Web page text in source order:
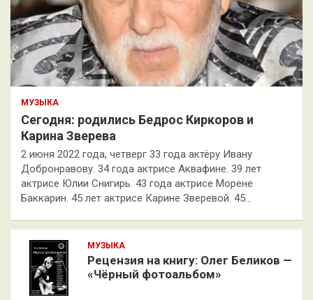
МУЗЫКА
Сегодня: родились Бедрос Киркоров и
Карина Зверева
2 июня 2022 года, четверг 33 года актёру Ивану
Добронравову. 34 года актрисе Аквафине. 39 лет
актрисе Юлии Снигирь. 43 года актрисе Морене
Баккарин. 45 лет актрисе Карине Зверевой. 45…
МУЗЫКА
Рецензия на книгу: Олег Беликов —
«Чёрный фотоальбом»